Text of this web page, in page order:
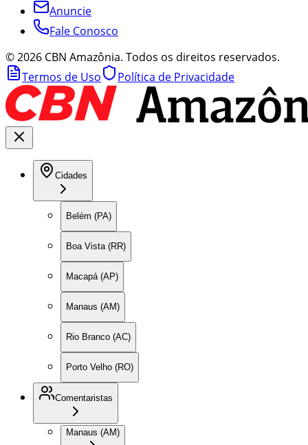
Anuncie
Fale Conosco
©2026 CBN Amazônia. Todos os direitos reservados.
Termos de Uso
Política de Privacidade
Cidades
Belém (PA)
Boa Vista (RR)
Macapá (AP)
Manaus (AM)
Rio Branco (AC)
Porto Velho (RO)
Comentaristas
Manaus (AM)